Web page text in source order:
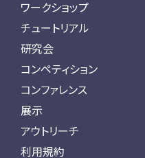
ワークショップ
チュートリアル
研究会
コンペティション
コンファレンス
展示
アウトリーチ
利用規約